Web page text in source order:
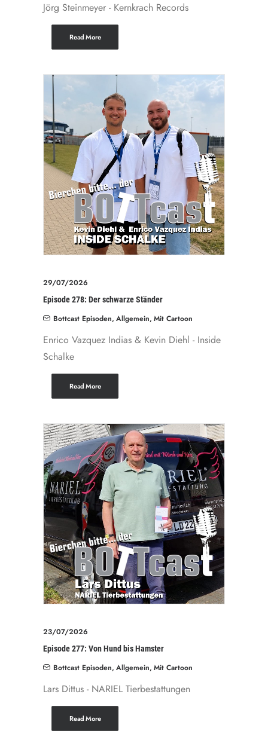
Jörg Steinmeyer - Kernkrach Records
Read More
29/07/2026
Episode 278: Der schwarze Ständer
Bottcast Episoden, Allgemein, Mit Cartoon
Enrico Vazquez Indias & Kevin Diehl - Inside
Schalke
Read More
23/07/2026
Episode 277: Von Hund bis Hamster
Bottcast Episoden, Allgemein, Mit Cartoon
Lars Dittus - NARIEL Tierbestattungen
Read More